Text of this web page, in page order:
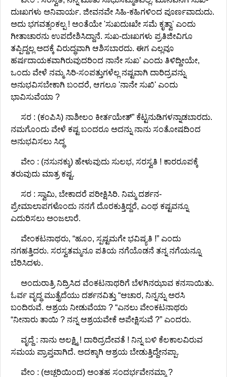
ದುಃಖಗಳು ಅನಿವಾರ್ಯ. ಜೀವನವೇ ಸಿಹಿ-ಕಹಿಗಳಿಂದ ಪೂರ್ಣವಾದುದು.
ಅದು ಭಗವತ್ಸಂಕಲ್ಪ ! ಅಂತೆಯೇ 'ಸುಖದುಃಖೇ ಸಮೆ ಕೃತ್ವಾ' ಎಂದು
ಗೀತಾಚಾರನು ಉಪದೇಶಿಸಿದ್ದಾನೆ. ಸುಖ-ದುಃಖಗಳು ಪ್ರತಿಜೀವಿಗೂ
ತಪ್ಪಿದ್ದಲ್ಲ ಅದಕ್ಕೆ ವಿರುದ್ಧವಾಗಿ ಆಶಿಸಬಾರದು. ಈಗ ಎಲ್ಲವೂ
ಹರ್ಷದಾಯಕವಾಗಿರುವುದರಿಂದ ನಾನೇ ಸುಖ' ಎಂದು ತಿಳಿದ್ದೀಯೇ,
ಒಂದು ವೇಳೆ ನಮ್ಮ ಸಿರಿ-ಸಂಪತ್ತುಗಳೆಲ್ಲ ನಷ್ಟವಾಗಿ ದಾರಿದ್ರವನ್ನು
ಅನುಭವಿಸಬೇಕಾಗಿ ಬಂದರೆ, ಆಗಲೂ 'ನಾನೇ ಸುಖಿ' ಎಂದು
ಭಾವಿಸುವೆಯಾ ?
ಸರ : (ಕಂಪಿಸಿ) ನಾಶೀಲಂ ಕೀರ್ತಯೇತ್” ಕೆಟ್ಟನುಡಿಗಳನ್ನಾಡಬಾರದು.
ನಮಗೊಂದು ವೇಳೆ ಕಷ್ಟ ಬಂದರೂ ಅದನ್ನು ನಾನು ಸಂತೋಷದಿಂದ
ಅನುಭವಿಸಲು ಸಿದ್ಧ
ವೇಂ : (ನಸುನಕ್ಕು) ಹೇಳುವುದು ಸುಲಭ, ಸರಸ್ವತಿ ! ಕಾರರೂಪಕ್ಕೆ
ತರುವುದು ಮಾತ್ರ ಕಷ್ಟ.
ಸರ : ಸ್ವಾಮಿ, ಬೇಕಾದರೆ ಪರೀಕ್ಷಿಸಿರಿ. ನಿಮ್ಮ ದರ್ಶನ-
ಪ್ರೇಮಾಲಾಪಗಳೊಂದು ನನಗೆ ದೊರಕುತ್ತಿದ್ದರೆ, ಎಂಥ ಕಷ್ಟವನ್ನೂ
ಎದುರಿಸಲು ಅಂಜಲಾರೆ.
ವೇಂಕಟನಾಥರು, “ಹೂಂ, ಸ್ಪಷ್ಟಮಗೇ ಭವಿಷ್ಯತಿ !” ಎಂದು
ನಗಹತ್ತಿದರು. ಸರಸ್ವತಮ್ಮನೂ ಪತಿಯ ನಗೆಯೊಡನೆ ತನ್ನ ನಗೆಯನ್ನೂ
ಬೆರಿಸಿದಳು.
ಅಂದುರಾತ್ರಿ ನಿದ್ರಿಸಿದ ವೆಂಕಟನಾಥರಿಗೆ ಬೆಳಗಿನಝಾವ ಕನಸಾಯಿತು.
ಓರ್ವ ವೃದ್ಧ ಮುತ್ತೈದೆಯು ದರ್ಶನವಿತ್ತು “ಆಚಾರ, ನಿನ್ನನ್ನು ಅರಸಿ
ಬಂದಿರುವೆ. ಆಶ್ರಯ ನೀಡುವೆಯಾ ? “ಎನಲು ವೇಂಕಟನಾಥರು
“ನೀನಾರು ತಾಯಿ ? ನನ್ನ ಆಶ್ರಯವೇಕೆ ಅಪೇಕ್ಷಿಸುವೆ ?” ಎಂದರು.
ವೃದ್ದೆ : ನಾನು ಅಲಕ್ಷ್ಮಿ ! ದಾರಿದ್ರದೇವತೆ ! ನಿನ್ನ ಬಳಿ ಕೆಲಕಾಲವಿರುವ
ಸಮಯ ಪ್ರಾಪ್ತವಾಗಿದೆ. ಅದಕ್ಕಾಗಿ ಆಶ್ರಯ ಬೇಡುತ್ತಿದ್ದೇನಪ್ಪಾ.
ವೇಂ : (ಅಚ್ಚರಿಯಿಂದ) ಅಂತಹ ಸಂದರ್ಭವೇನಮ್ಮಾ ?